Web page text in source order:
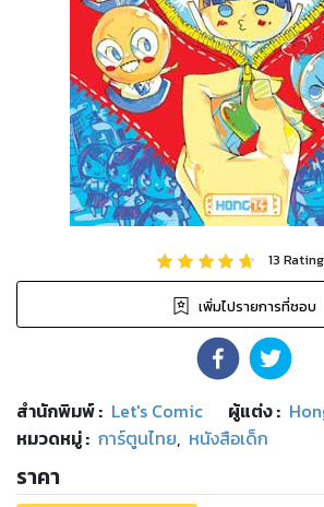
13
เพิ่มไปรายการที่ชอบ
สำนักพิมพ์: Let's Comic ผู้แต่ง :
หมวดหมู่: การ์ตูนไทย, หนังสือเด็ก
ราคา